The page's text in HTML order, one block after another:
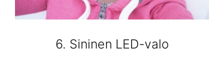
6. Sininen LED-valo